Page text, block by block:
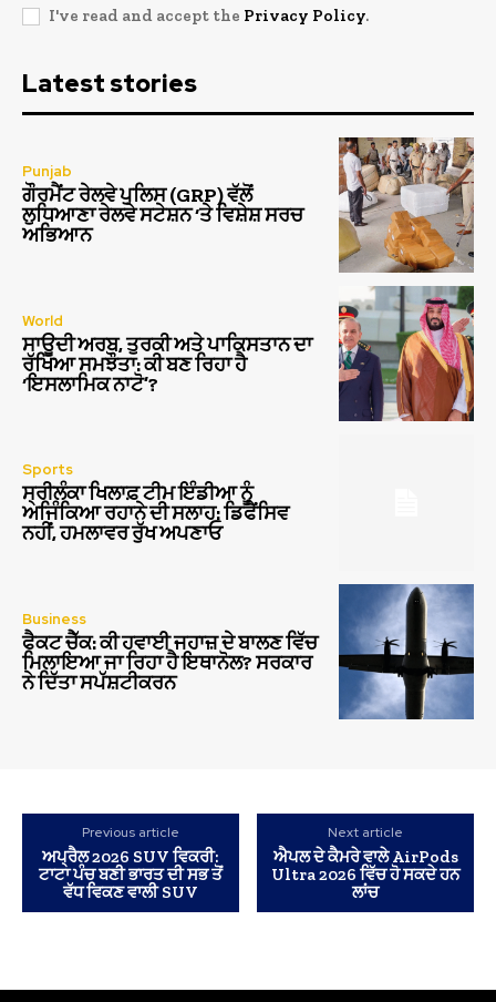
I've read and accept the Privacy Policy.
Latest stories
Punjab
ਗੌਰਮੈਂਟ ਰੇਲਵੇ ਪੁਲਿਸ (GRP) ਵੱਲੋਂ
ਲੁਧਿਆਣਾ ਰੇਲਵੇ ਸਟੇਸ਼ਨ ‘ਤੇ ਵਿਸ਼ੇਸ਼ ਸਰਚ
ਅਭਿਆਨ
World
ਸਾਊਦੀ ਅਰਬ, ਤੁਰਕੀ ਅਤੇ ਪਾਕਿਸਤਾਨ ਦਾ
ਰੱਖਿਆ ਸਮਝੌਤਾ: ਕੀ ਬਣ ਰਿਹਾ ਹੈ
‘ਇਸਲਾਮਿਕ ਨਾਟੋ’?
Sports
ਸ੍ਰੀਲੰਕਾ ਖਿਲਾਫ਼ ਟੀਮ ਇੰਡੀਆ ਨੂੰ
ਅਜਿੰਕਿਆ ਰਹਾਨੇ ਦੀ ਸਲਾਹ: ਡਿਫੈਂਸਿਵ
ਨਹੀਂ, ਹਮਲਾਵਰ ਰੁੱਖ ਅਪਣਾਓ
Business
ਫੈਕਟ ਚੈੱਕ: ਕੀ ਹਵਾਈ ਜਹਾਜ਼ ਦੇ ਬਾਲਣ ਵਿੱਚ
ਮਿਲਾਇਆ ਜਾ ਰਿਹਾ ਹੈ ਇਥਾਨੋਲ? ਸਰਕਾਰ
ਨੇ ਦਿੱਤਾ ਸਪੱਸ਼ਟੀਕਰਨ
Previous article
ਅਪ੍ਰੈਲ 2026 SUV ਵਿਕਰੀ:
ਟਾਟਾ ਪੰਚ ਬਣੀ ਭਾਰਤ ਦੀ ਸਭ ਤੋਂ
ਵੱਧ ਵਿਕਣ ਵਾਲੀ SUV
Next article
ਐਪਲ ਦੇ ਕੈਮਰੇ ਵਾਲੇ AirPods
Ultra 2026 ਵਿੱਚ ਹੋ ਸਕਦੇ ਹਨ
ਲਾਂਚ